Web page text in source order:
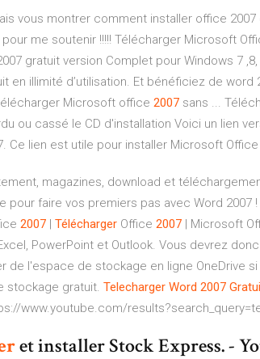
vous montrer comment installer office
me soutenir !!!!! Télécharger Microsoft
gratuit version Complet pour Windows 7
en illimité d’utilisation. Et bénéficiez de word
Microsoft office 2007 sans ...
ou cassé le CD d'installation Voici un lien
Ce lien est utile pour installer Microsoft Office
magazines, download et
pour faire vos premiers pas avec Word 2007
2007 | Télécharger Office 2007 | Microsoft
PowerPoint et Outlook. Vous devrez
de l'espace de stockage en ligne OneDrive
stockage gratuit. Telecharger Word 2007
www.youtube.com/
et installer Stock Express. -